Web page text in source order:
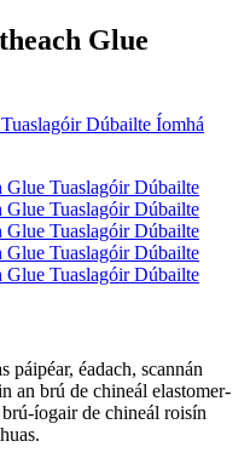
Glue
páipéar, éadach, scannán
an brú de chineál elastomer-
íogair de chineál roisín